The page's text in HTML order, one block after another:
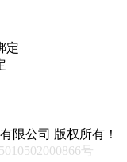
定
限公司 版权所有！
号